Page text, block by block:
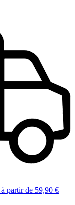
à partir de 59,90 €